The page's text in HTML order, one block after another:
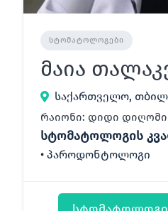
ᲡᲢᲝᲛᲐᲢᲝᲚᲝᲒᲔᲑᲘ
მაია
რაიონი: დიდი დიღომი
სტომატოლოგის
პაროდონტოლოგი